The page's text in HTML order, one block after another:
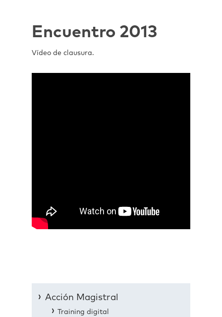
Encuentro 2013
Vídeo de clausura.
Acción Magistral
Training digital